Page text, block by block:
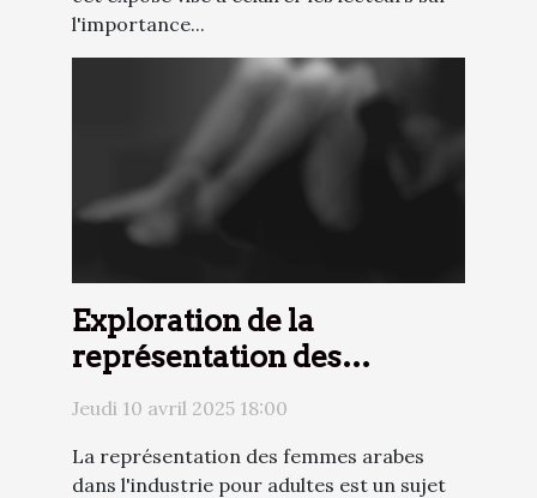
l'importance...
Exploration de la
représentation des
femmes arabes dans
Jeudi 10 avril 2025 18:00
La représentation des femmes arabes
dans l'industrie pour adultes est un sujet